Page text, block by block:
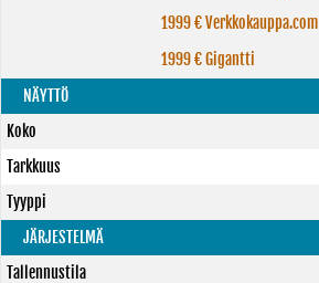
1999 € Verkkokauppa.com
1999 € Gigantti
NÄYTTÖ
Koko
Tarkkuus
Tyyppi
JÄRJESTELMÄ
Tallennustila